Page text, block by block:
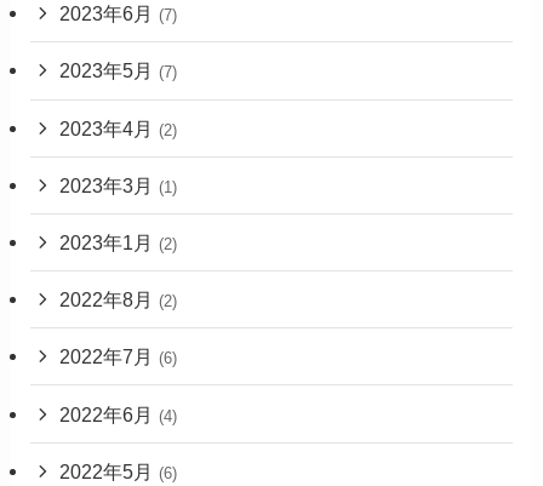
2023年6月 (7)
2023年5月 (7)
2023年4月 (2)
2023年3月 (1)
2023年1月 (2)
2022年8月 (2)
2022年7月 (6)
2022年6月 (4)
2022年5月 (6)